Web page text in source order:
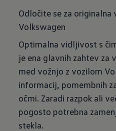
Odločite se za originalna
Volkswagen
Optimalna vidljivost s
je ena glavnih zahtev za
med vožnjo z vozilom
informacij, pomembnih
očmi. Zaradi razpok ali
pogosto potrebna
stekla.